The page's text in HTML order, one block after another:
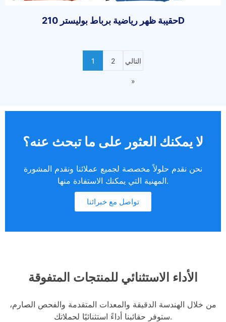
حقيبة ظهر رياضية برباط بوليستر 210D
1 2 التالي
»
لا يمكنك العثور على ما تبحث عنه؟
نحن نقدم حلولاً مخصصة لجميع عملائنا ونقدم المشورة
المهنية التي يمكنك الاستفادة منها.
تواصل مع خبرائنا
الأداء الاستثنائي للمنتجات المتفوقة
من خلال الهندسة الدقيقة والمعدات المتقدمة والفحص الصارم،
ستوفر حقائبنا أداءً استثنائيًا لحملاتك.